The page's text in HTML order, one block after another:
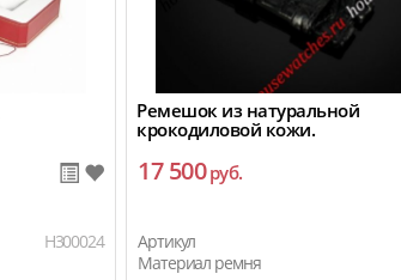
H300024
Ремешок из натуральной
крокодиловой кожи.
17 500руб.
Артикул
Материал ремня